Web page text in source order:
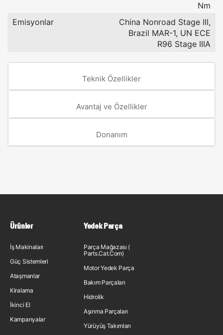
Nm
Emisyonlar
China Nonroad Stage III,
Brazil MAR-1, UN ECE
R96 Stage IIIA
Teknik Özellikler
Avantaj ve Özellikler
Donanım
Ürünler
İş Makinaları
Güç Sistemleri
Ataşmanlar
Kiralama
İkinci El
Kampanyalar
Yedek Parça
Parça Mağazası (
Parts.Cat.Com)
Motor Yedek Parça
Bakım Parçaları
Hidrolik
Aşınma Parçaları
Yürüyüş Takımları